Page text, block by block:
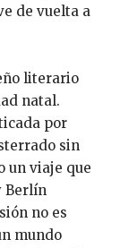
de vuelta a
literario
natal.
por
sin
un viaje que
Berlín
no es
mundo